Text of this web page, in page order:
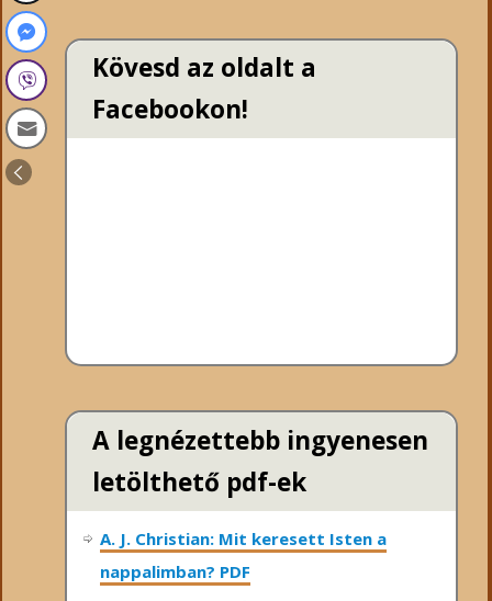
Kövesd az oldalt a
Facebookon!
A legnézettebb ingyenesen
letölthető pdf-ek
A. J. Christian: Mit keresett Isten a
nappalimban? PDF